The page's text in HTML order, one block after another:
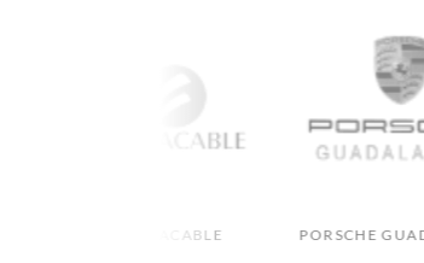
PORSCHE GUADALAJARA